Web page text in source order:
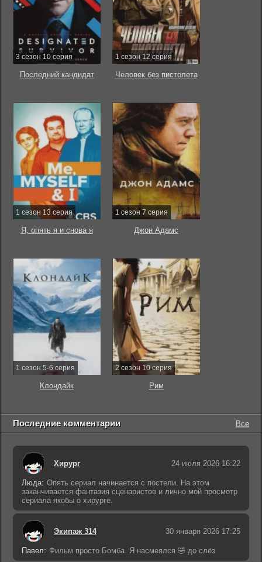
3 сезон 10 серия
Последний кандидат
1 сезон 12 серия
Человек без пистолета
1 сезон 13 серия
Я, опять я и снова я
1 сезон 7 серия
Джон Адамс
1 сезон 5-6 серия
Клондайк
2 сезон 10 серия
Рим
Последние комментарии Все
Хирург 24 июля 2026 16:22
Люда: Опять сериал начинается с постели. На этом
заканчивается фантазия сценаристов и лично мой просмотр
сериала якобы о хирурге.
Экипаж 314 30 января 2026 17:25
Павел: Фильм просто Бомба. Я насмеялся 🤣 до слёз